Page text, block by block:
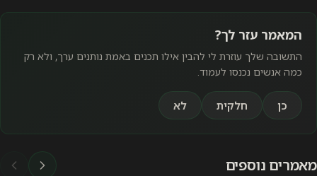
המאמר עזר לך?
התשובה שלך עוזרת לי להבין אילו תכנים באמת נותנים ערך, ולא רק
כמה אנשים נכנסו לעמוד.
כן חלקית לא
מאמרים נוספים